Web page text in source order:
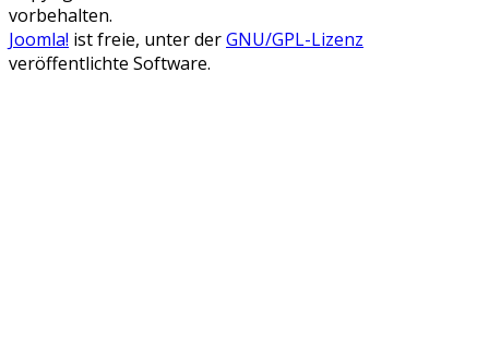
vorbehalten.
Joomla! ist freie, unter derGNU/GPL-Lizenz
veröffentlichte Software.